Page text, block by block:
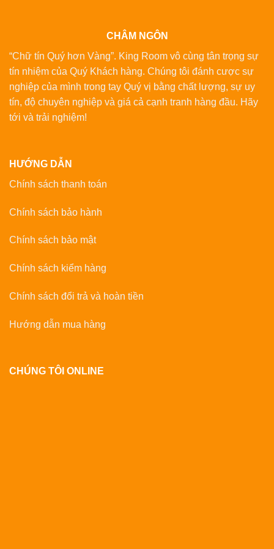
CHÂM NGÔN
“Chữ tín Quý hơn Vàng”. King Room vô cùng tân trọng sự
tín nhiệm của Quý Khách hàng. Chúng tôi đánh cược sự
nghiệp của mình trong tay Quý vị bằng chất lượng, sự uy
tín, độ chuyên nghiệp và giá cả cạnh tranh hàng đầu. Hãy
tới và trải nghiệm!
HƯỚNG DẪN
Chính sách thanh toán
Chính sách bảo hành
Chính sách bảo mật
Chính sách kiểm hàng
Chính sách đổi trả và hoàn tiền
Hướng dẫn mua hàng
CHÚNG TÔI ONLINE